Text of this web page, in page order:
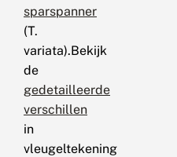
sparspanner
(T.
variata).Bekijk
de
gedetailleerde
verschillen
in
vleugeltekening